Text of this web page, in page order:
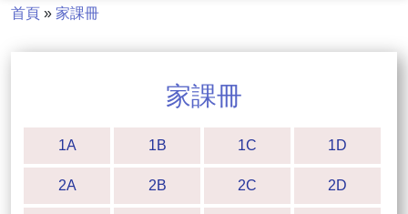
首頁 » 家課冊
家課冊
1A 1B 1C 1D
2A 2B 2C 2D